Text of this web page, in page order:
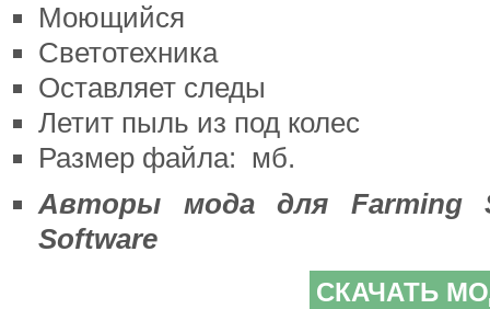
Моющийся
Светотехника
Оставляет следы
Летит пыль из под колес
Размер файла: мб.
Авторы мода для Farming
Software
СКАЧАТЬ